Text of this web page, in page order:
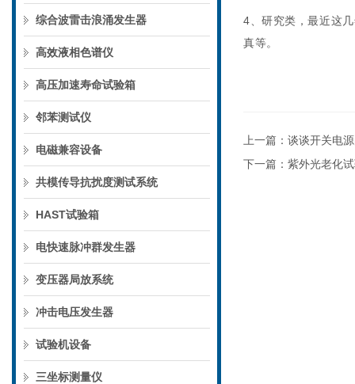
综合波雷击浪涌发生器
高效液相色谱仪
高压加速寿命试验箱
邻苯测试仪
电磁兼容设备
共模传导抗扰度测试系统
HAST试验箱
电快速脉冲群发生器
变压器局放系统
冲击电压发生器
试验机设备
三坐标测量仪
4、研究类，最近这
真等。
上一篇： 谈谈开关电
下一篇： 紫外光老化